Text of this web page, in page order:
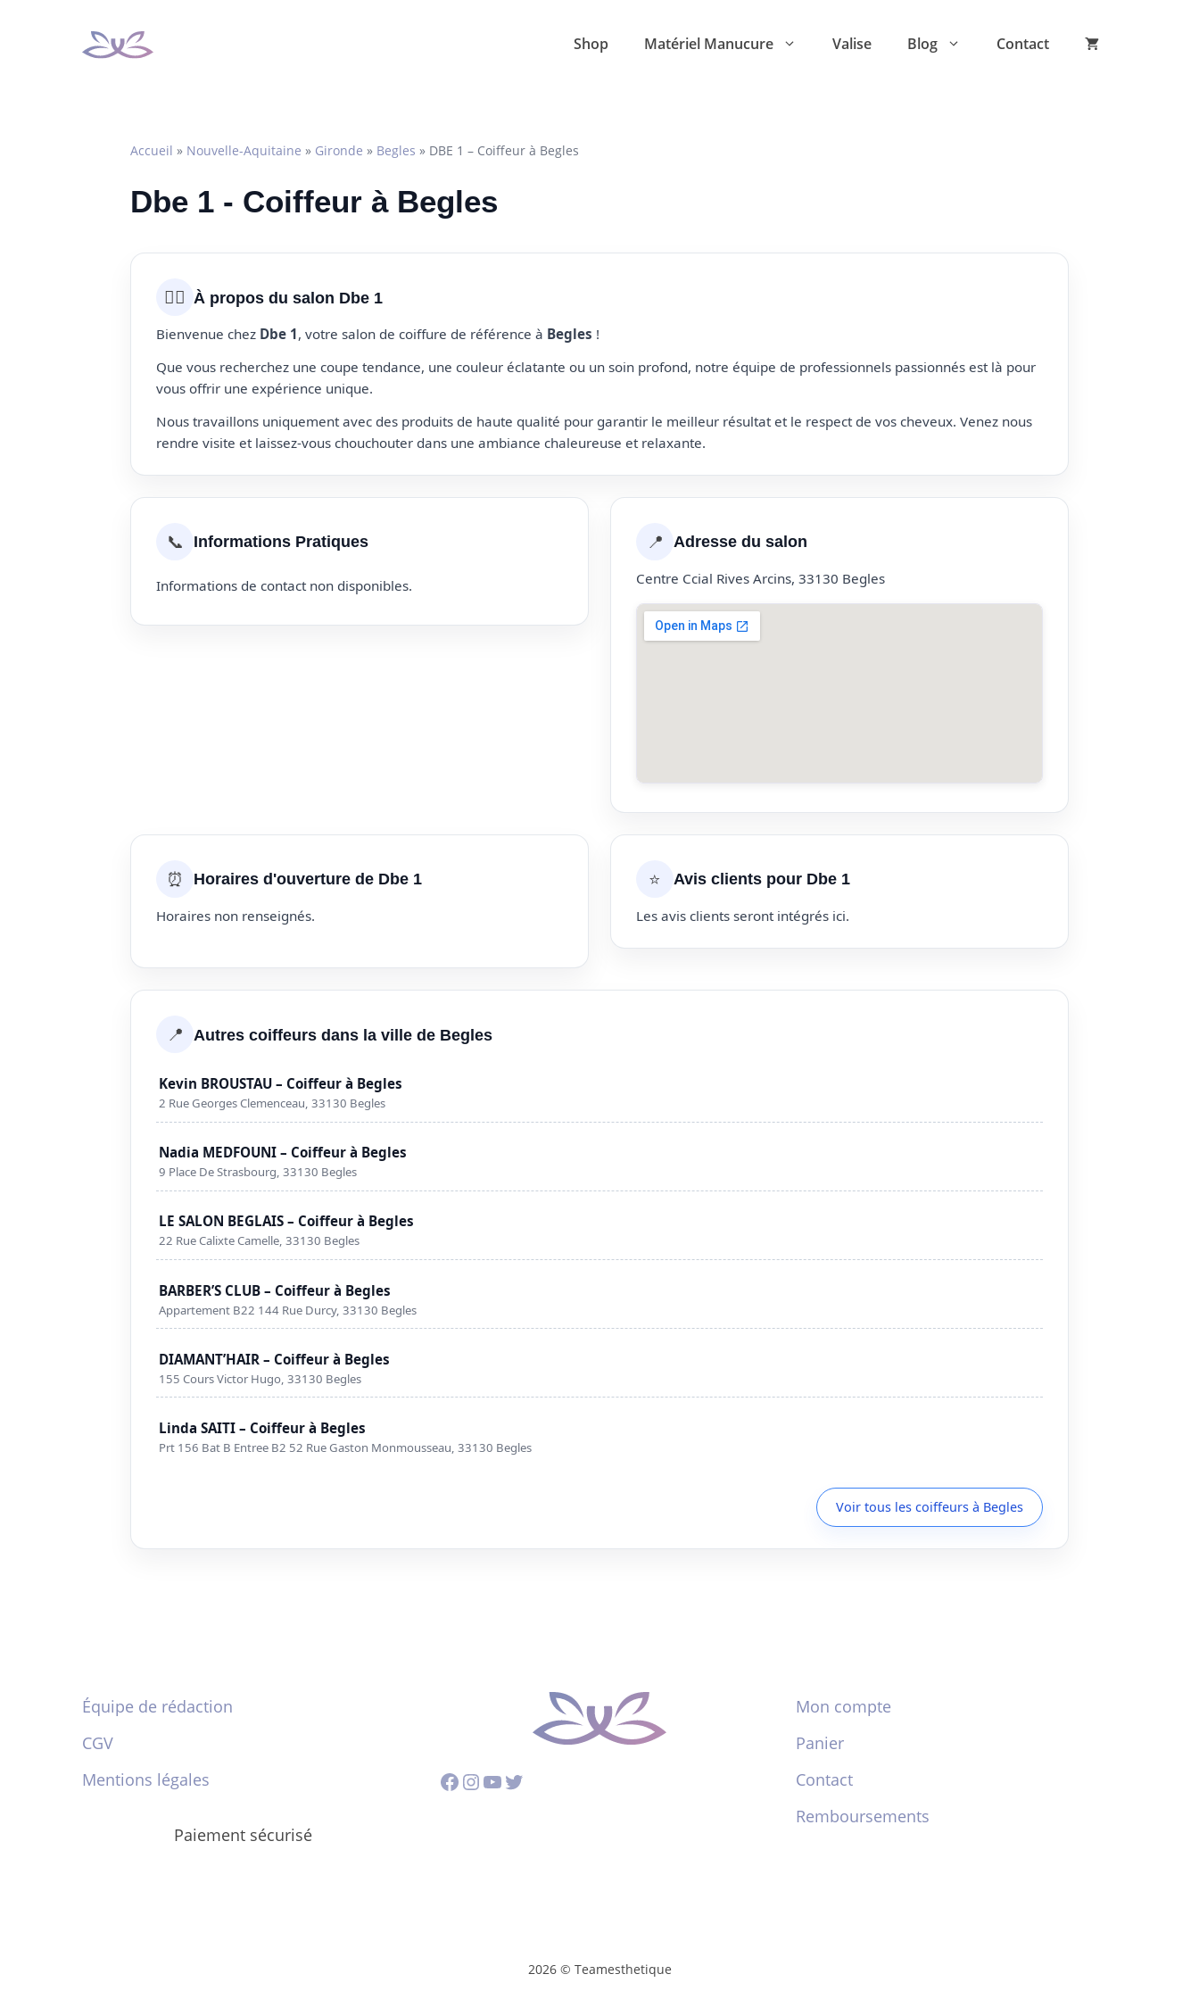
Shop Matériel Manucure Valise Blog Contact
Accueil » Nouvelle-Aquitaine » Gironde » Begles » DBE 1 – Coiffeur à Begles
Dbe 1 - Coiffeur à Begles
💇‍♀️ À propos du salon Dbe 1
Bienvenue chez Dbe 1, votre salon de coiffure de référence à Begles !
Que vous recherchez une coupe tendance, une couleur éclatante ou un soin profond, notre équipe de professionnels passionnés est là pour
vous offrir une expérience unique.
Nous travaillons uniquement avec des produits de haute qualité pour garantir le meilleur résultat et le respect de vos cheveux. Venez nous
rendre visite et laissez-vous chouchouter dans une ambiance chaleureuse et relaxante.
📞 Informations Pratiques
Informations de contact non disponibles.
📍 Adresse du salon
Centre Ccial Rives Arcins, 33130 Begles
⏰ Horaires d'ouverture de Dbe 1
Horaires non renseignés.
⭐ Avis clients pour Dbe 1
Les avis clients seront intégrés ici.
📍 Autres coiffeurs dans la ville de Begles
Kevin BROUSTAU – Coiffeur à Begles
2 Rue Georges Clemenceau, 33130 Begles
Nadia MEDFOUNI – Coiffeur à Begles
9 Place De Strasbourg, 33130 Begles
LE SALON BEGLAIS – Coiffeur à Begles
22 Rue Calixte Camelle, 33130 Begles
BARBER’S CLUB – Coiffeur à Begles
Appartement B22 144 Rue Durcy, 33130 Begles
DIAMANT’HAIR – Coiffeur à Begles
155 Cours Victor Hugo, 33130 Begles
Linda SAITI – Coiffeur à Begles
Prt 156 Bat B Entree B2 52 Rue Gaston Monmousseau, 33130 Begles
Voir tous les coiffeurs à Begles
Équipe de rédaction
CGV
Mentions légales
Paiement sécurisé
Facebook
Instagram
YouTube
Twitter
Mon compte
Panier
Contact
Remboursements
2026 © Teamesthetique